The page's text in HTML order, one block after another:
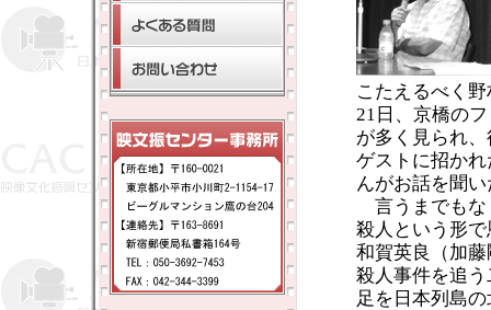
こたえるべく
21日、京橋の
が多く見られ
ゲストに招か
んがお話を聞い
言うまでもな
殺人という形
和賀英良（加
殺人事件を追
足を日本列島